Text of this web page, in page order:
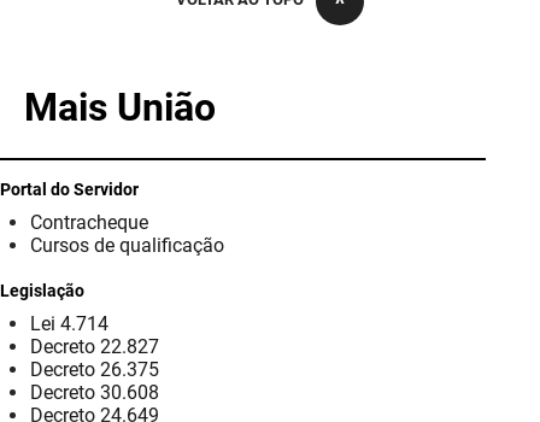
PBTUR
Projeto Cooperar
PROCASE
PROCON
Polícia Militar
Mais União
Portal do Servidor
Contracheque
Cursos de qualificação
Legislação
Lei 4.714
Decreto 22.827
Decreto 26.375
Decreto 30.608
Decreto 24.649